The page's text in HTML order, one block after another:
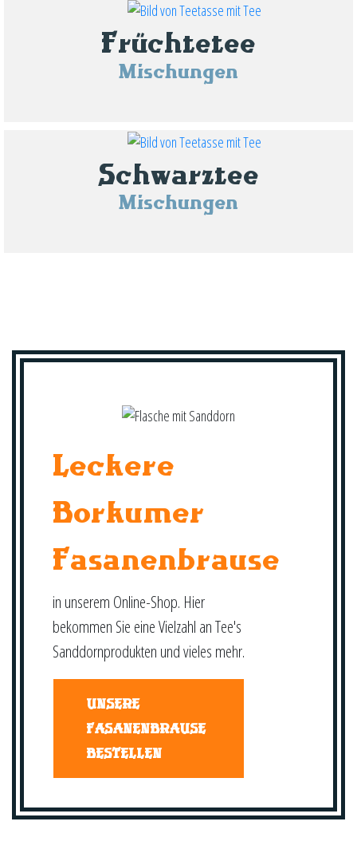
Früchtetee
Mischungen
Schwarztee
Mischungen
Leckere
Borkumer
Fasanenbrause
in unserem Online-Shop. Hier
bekommen Sie eine Vielzahl an Tee's
Sanddornprodukten und vieles mehr.
UNSERE
FASANENBRAUSE
BESTELLEN